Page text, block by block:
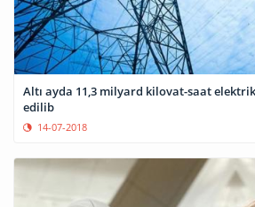
Altı ayda 11,3 milyard kilovat-saat
edilib
14-07-2018